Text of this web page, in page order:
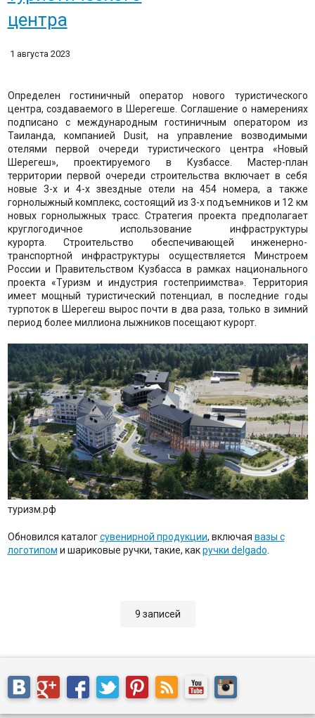
центра
1 августа 2023
Определен гостиничный оператор нового туристического
центра, создаваемого в Шерегеше. Соглашение о намерениях
подписано с международным гостиничным оператором из
Таиланда, компанией Dusit, на управление возводимыми
отелями первой очереди туристического центра «Новый
Шерегеш», проектируемого в Кузбассе. Мастер-план
территории первой очереди строительства включает в себя
новые 3-х и 4-х звездные отели на 454 номера, а также
горнолыжный комплекс, состоящий из 3-х подъемников и 12 км
новых горнолыжных трасс. Стратегия проекта предполагает
круглогодичное использование инфраструктуры
курорта. Строительство обеспечивающей инженерно-
транспортной инфраструктуры осуществляется Минстроем
России и Правительством Кузбасса в рамках национального
проекта «Туризм и индустрия гостеприимства». Территория
имеет мощный туристический потенциал, в последние годы
турпоток в Шерегеш вырос почти в два раза, только в зимний
период более миллиона лыжников посещают курорт.
туризм.рф
Обновился каталогсувенирной продукции, включая вазы с
логотипом и шариковые ручки, такие, какручки delgado.
9 записей